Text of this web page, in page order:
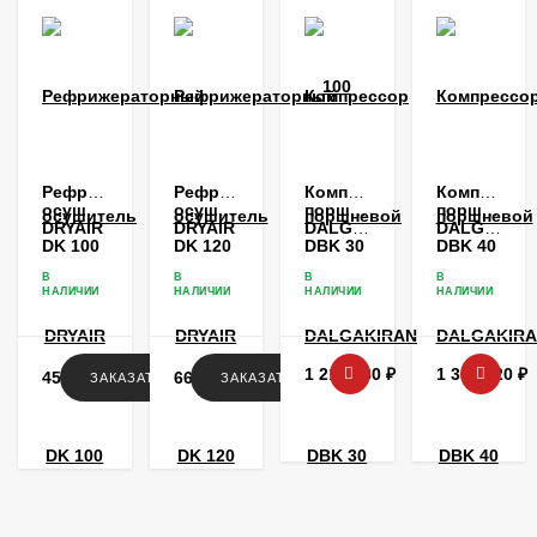
Рефрижераторный
осушитель
DRYAIR
DK 100
В
НАЛИЧИИ
456 936 ₽
ЗАКАЗАТЬ
Рефрижераторный
осушитель
DRYAIR
DK 120
В
НАЛИЧИИ
662 652 ₽
ЗАКАЗАТЬ
Компрессор
поршневой
DALGAKIRAN
DBK 30
В
НАЛИЧИИ
1 218 180 ₽
поршневой
DBK 40
В
НАЛИЧИИ
1 317 720 ₽